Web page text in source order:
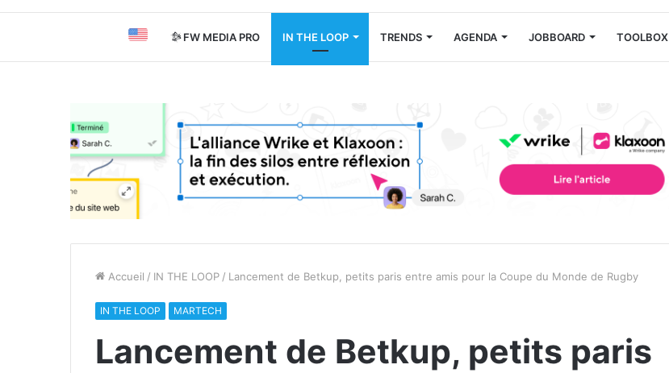
FW MEDIA PRO IN THE LOOP TRENDS AGENDA JOBBOARD TOOLBOX
Accueil / IN THE LOOP / Lancement de Betkup, petits paris entre amis pour la Coupe du Monde de Rugby
IN THE LOOP MARTECH
Lancement de Betkup, petits paris